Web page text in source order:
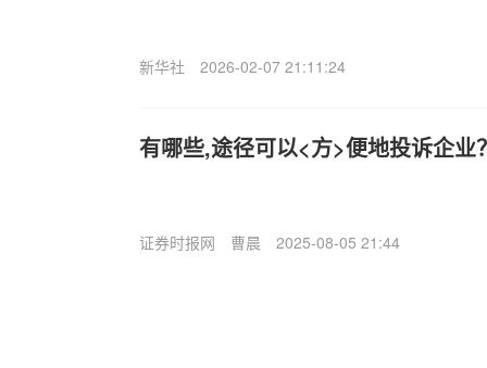
新华社 2026-02-07 21:11:24
有哪些,途径可以<方>便地投诉企业
证券时报网 曹晨 2025-08-05 21:44